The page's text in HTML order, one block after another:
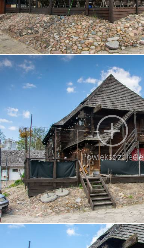
Powiększ zdjęcie